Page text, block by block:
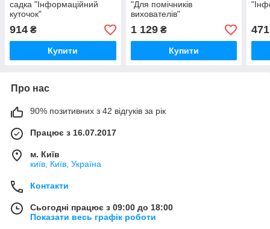
садка "Інформаційний
куточок"
914 ₴
Купити
"Для помічників
вихователів"
1 129₴
Купити
471
Про нас
90% позитивних з 42 відгуків за рік
Працює з 16.07.2017
м. Київ
київ, Київ, Україна
Контакти
Сьогодні працює з 09:00 до 18:00
Показати весь графік роботи